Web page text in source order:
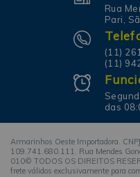
Rua
Pari,
(11)
(11)
das
Armarinhos Oeste Importadora.
109.741.680.111. Rua Mendes
010© TODOS OS DIREITOS
frete válidos exclusivamente para